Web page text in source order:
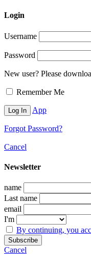
Login
Username
Password
New user? Please
Remember Me
App
Forgot Password?
Cancel
Newsletter
name
Last name
email
I'm
By continuing, you
Cancel